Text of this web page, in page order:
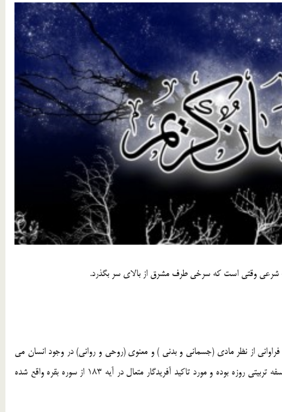
شرعی وقتی است كه سرخی طرف مشرق از بالای سر بگذرد.
فراوانی از نظر مادی (جسمانی و بدنی ) و معنوی (روحی و روانی) در وجود انسان می
گذارد ولی باید گفت که مهمتر از همه اینها بعد اخلاقی و فلسفه تربیتی روزه بوده و مورد تاکید آفریدگار متعال در آیه 183 از سوره بقره واقع شده